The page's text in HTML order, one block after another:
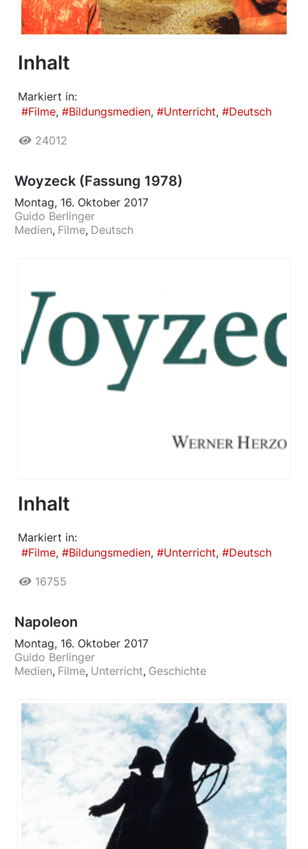
Inhalt
Markiert in:
Filme
Bildungsmedien Unterricht Deutsch
24012
Woyzeck (Fassung 1978)
Montag, 16. Oktober 2017
Guido Berlinger
Medien Filme Deutsch
Inhalt
Markiert in:
Filme
Bildungsmedien Unterricht Deutsch
16755
Napoleon
Montag, 16. Oktober 2017
Guido Berlinger
Medien Filme Unterricht Geschichte